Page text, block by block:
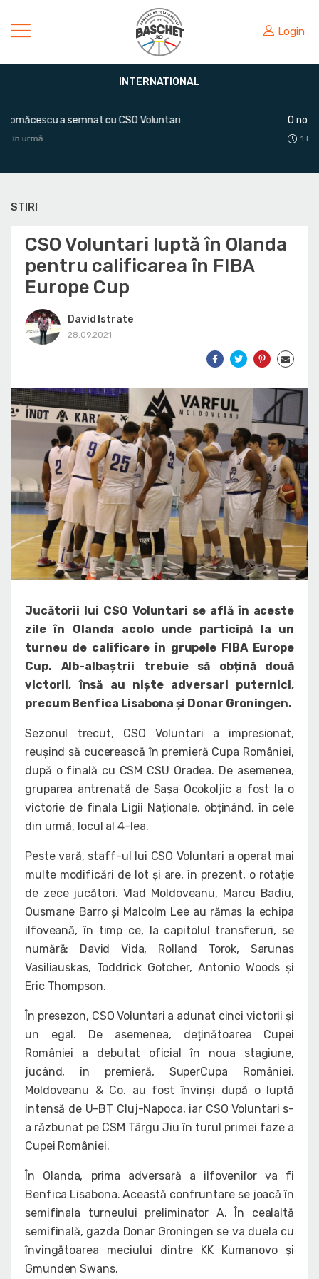
Login
INTERNATIONAL
O nouă plecare de la U-BT Cluj-Napoca
STIRI
CSO Voluntari luptă în Olanda
pentru calificarea în FIBA
Europe Cup
David Istrate
28.09.2021
Jucătorii lui CSO Voluntari se află în aceste
zile în Olanda acolo unde participă la un
turneu de calificare în grupele FIBA Europe
Cup. Alb-albaștrii trebuie să obțină două
victorii, însă au niște adversari puternici,
precum Benfica Lisabona și Donar Groningen.
Sezonul trecut, CSO Voluntari a impresionat,
reușind să cucerească în premieră Cupa României,
după o finală cu CSM CSU Oradea. De asemenea,
gruparea antrenată de Sașa Ocokoljic a fost la o
victorie de finala Ligii Naționale, obținând, în cele
din urmă, locul al 4-lea.
Peste vară, staff-ul lui CSO Voluntari a operat mai
multe modificări de lot și are, în prezent, o rotație
de zece jucători. Vlad Moldoveanu, Marcu Badiu,
Ousmane Barro și Malcolm Lee au rămas la echipa
ilfoveană, în timp ce, la capitolul transferuri, se
numără: David Vida, Rolland Torok, Sarunas
Vasiliauskas, Toddrick Gotcher, Antonio Woods și
Eric Thompson.
În presezon, CSO Voluntari a adunat cinci victorii și
un egal. De asemenea, deținătoarea Cupei
României a debutat oficial în noua stagiune,
jucând, în premieră, SuperCupa României.
Moldoveanu & Co. au fost învinși după o luptă
intensă de U-BT Cluj-Napoca, iar CSO Voluntari s-
a răzbunat pe CSM Târgu Jiu în turul primei faze a
Cupei României.
În Olanda, prima adversară a ilfovenilor va fi
Benfica Lisabona. Această confruntare se joacă în
semifinala turneului preliminator A. În cealaltă
semifinală, gazda Donar Groningen se va duela cu
învingătoarea meciului dintre KK Kumanovo și
Gmunden Swans.